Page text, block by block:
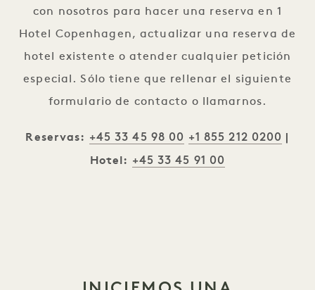
con nosotros para hacer una reserva en 1
Hotel Copenhagen, actualizar una reserva de
hotel existente o atender cualquier petición
especial. Sólo tiene que rellenar el siguiente
formulario de contacto o llamarnos.
Reservas: +45 33 45 98 00 +1 855 212 0200
Hotel: +45 33 45 91 00